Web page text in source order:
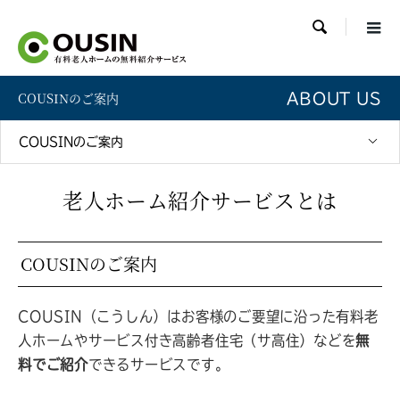

COUSINのご案内 ABOUT US
COUSINのご案内
老人ホーム紹介サービスとは
COUSINのご案内
COUSIN（こうしん）はお客様のご要望に沿った有料老
人ホームやサービス付き高齢者住宅（サ高住）などを無
料でご紹介できるサービスです。